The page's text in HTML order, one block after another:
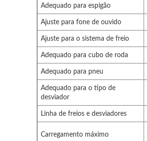
Adequado para espigão
Ajuste para fone de ouvido
Ajuste para o sistema de freio
Adequado para cubo de roda
Adequado para pneu
Adequado para o tipo de
desviador
Linha de freios e desviadores
Carregamento máximo